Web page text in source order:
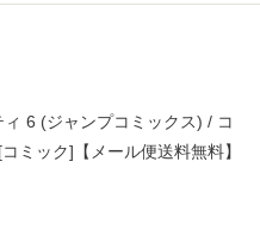
6 (ジャンプコミックス) / コ
ミック]【メール便送料無料】